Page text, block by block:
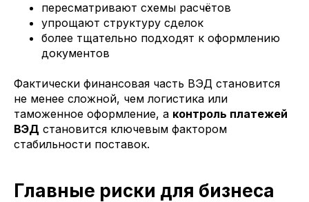
пересматривают схемы расчётов
упрощают структуру сделок
более тщательно подходят к оформлению
документов
Фактически финансовая часть ВЭД становится
не менее сложной, чем логистика или
таможенное оформление, а контроль платежей
ВЭД становится ключевым фактором
стабильности поставок.
Главные риски для бизнеса